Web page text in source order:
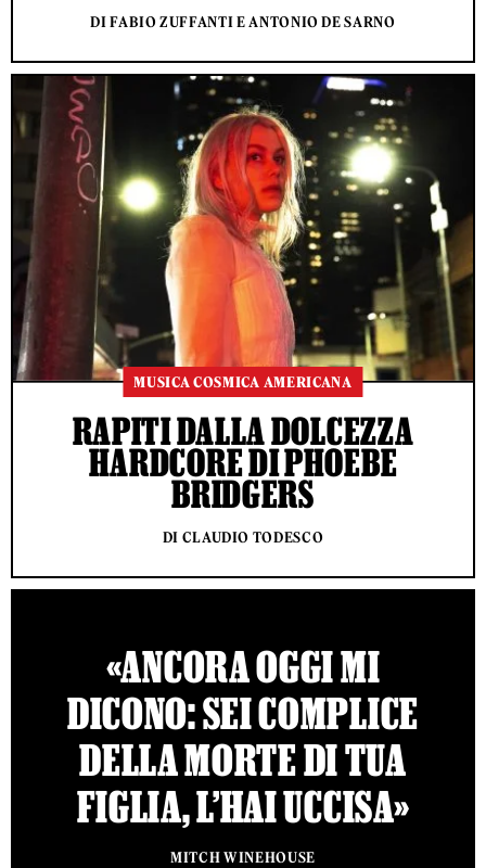
DI FABIO ZUFFANTI E ANTONIO DE SARNO
MUSICA COSMICA AMERICANA
RAPITI DALLA DOLCEZZA
HARDCORE DI PHOEBE
BRIDGERS
DI CLAUDIO TODESCO
«ANCORA OGGI MI
DICONO: SEI COMPLICE
DELLA MORTE DI TUA
FIGLIA, L’HAI UCCISA»
MITCH WINEHOUSE